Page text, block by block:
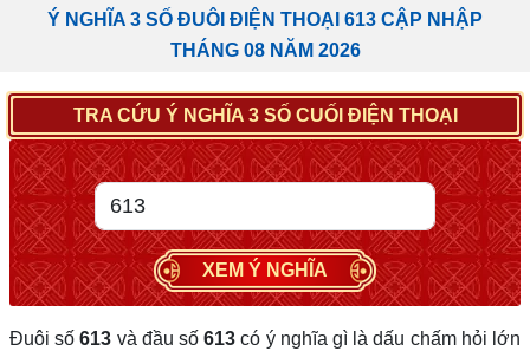
Ý NGHĨA 3 SỐ ĐUÔI ĐIỆN THOẠI 613 CẬP NHẬP
THÁNG 08 NĂM 2026
TRA CỨU Ý NGHĨA 3 SỐ CUỐI ĐIỆN THOẠI
XEM Ý NGHĨA
Đuôi số613 và đầu số613 có ý nghĩa gì là dấu chấm hỏi lớn